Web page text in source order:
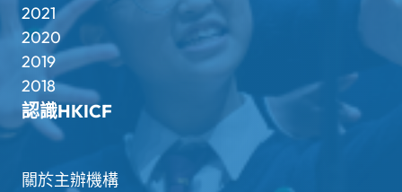
2021
2020
2019
2018
認識HKICF
關於主辦機構